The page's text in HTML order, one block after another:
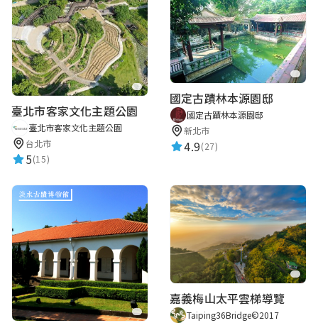
臺北市客家文化主題公園
臺北市客家文化主題公園
台北市
5(15)
國定古蹟林本源園邸
國定古蹟林本源園邸
新北市
4.9(27)
嘉義梅山太平雲梯導覽
Taiping36Bridge©2017